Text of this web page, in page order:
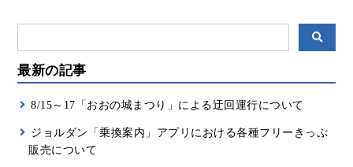
最新の記事
8/15～17「おおの城まつり」による迂回運行について
ジョルダン「乗換案内」アプリにおける各種フリーきっぷ
販売について